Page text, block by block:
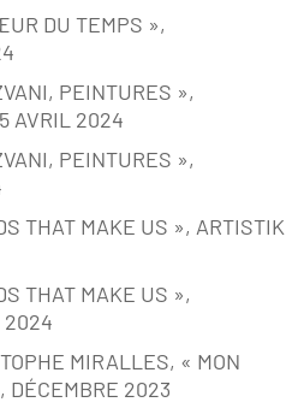
DU TEMPS »,
PEINTURES »,
AVRIL 2024
PEINTURES »,
THAT MAKE US », ARTISTIK
THAT MAKE US »,
2024
MIRALLES, « MON
DÉCEMBRE 2023